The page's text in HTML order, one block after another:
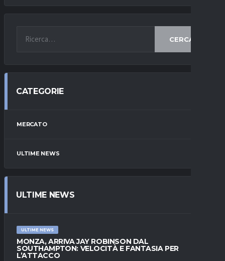
CERCA
CATEGORIE
MERCATO
ULTIME NEWS
ULTIME NEWS
ULTIME NEWS
MONZA, ARRIVA JAY ROBINSON DAL
SOUTHAMPTON: VELOCITÀ E FANTASIA PER
L’ATTACCO